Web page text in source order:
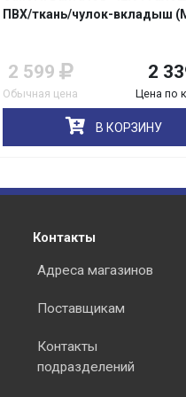
ПВХ/ткань/чулок-вкладыш
2 599
Обычная цена
2
Цена по
В КОРЗИНУ
Контакты
Адреса магазинов
Поставщикам
Контакты
подразделений